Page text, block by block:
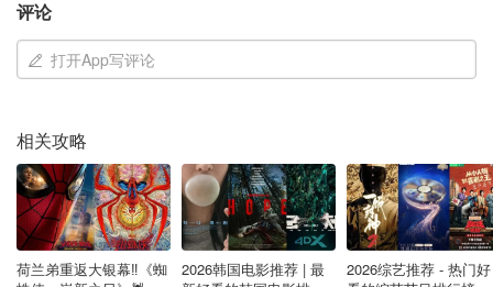
评论
打开App写评论
相关攻略
荷兰弟重返大银幕‼️《蜘
2026韩国电影推荐 | 最
2026综艺推荐 - 热门好